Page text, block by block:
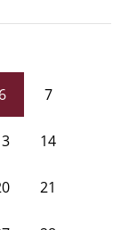
6 7
14
21